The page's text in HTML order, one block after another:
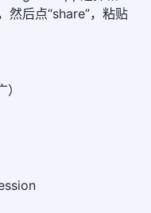
然后点“share”，粘贴